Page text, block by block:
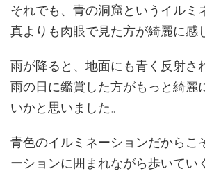
それでも、青の洞窟というイルミ
真よりも肉眼で見た方が綺麗に感
雨が降ると、地面にも青く反射さ
雨の日に鑑賞した方がもっと綺麗
いかと思いました。
青色のイルミネーションだからこ
ーションに囲まれながら歩いてい